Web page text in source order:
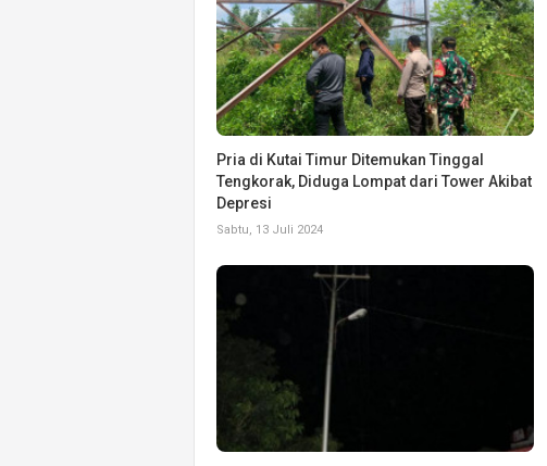
Pria di Kutai Timur Ditemukan Tinggal
Tengkorak, Diduga Lompat dari Tower Akibat
Depresi
Sabtu, 13 Juli 2024